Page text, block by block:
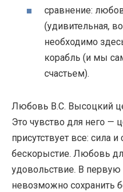
сравнение:
(удивительная,
необходимо
корабль (и мы
счастьем).
Любовь В.С. Высоцкий
Это чувство для него —
присутствует все: сила
бескорыстие. Любовь
удовольствие. В первую
невозможно сохранить